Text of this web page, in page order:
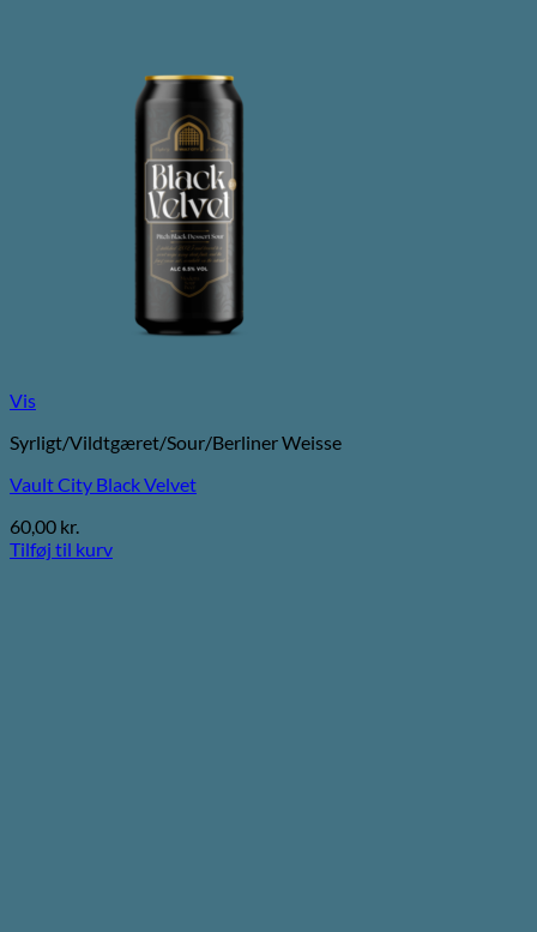
Vis
Syrligt/Vildtgæret/Sour/Berliner Weisse
Vault City Black Velvet
60,00 kr.
Tilføj til kurv